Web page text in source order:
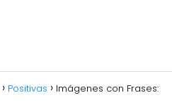
Positivas
Imágenes con Frases: